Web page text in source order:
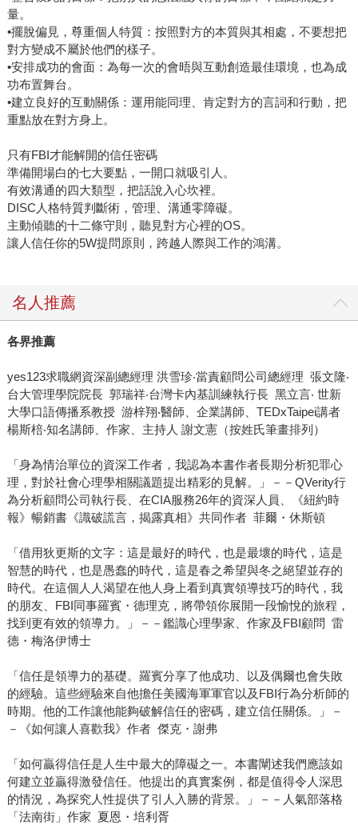
量。
•擺脫偏見，尊重個人特質：按照對方的本質與其相處，不要想把
對方變成不屬於他們的樣子。
•安排成功的會面：為每一次的會晤與互動創造最佳環境，也為成
功布置舞台。
•建立良好的互動關係：運用能同理、肯定對方的言詞和行動，把
重點放在對方身上。
只有FBI才能解開的信任密碼
準備開場白的七大要點，一開口就吸引人。
有效溝通的四大類型，把話說入心坎裡。
DISC人格特質判斷術，管理、溝通零障礙。
主動傾聽的十二條守則，聽見對方心裡的OS。
讓人信任你的5W提問原則，跨越人際與工作的鴻溝。
名人推薦
各界推薦
yes123求職網資深副總經理 洪雪珍‧當責顧問公司總經理 張文隆‧
台大管理學院院長 郭瑞祥‧台灣卡內基訓練執行長 黑立言‧ 世新
大學口語傳播系教授 游梓翔‧醫師、企業講師、TEDxTaipei講者
楊斯棓‧知名講師、作家、主持人 謝文憲（按姓氏筆畫排列）
「身為情治單位的資深工作者，我認為本書作者長期分析犯罪心
理，對於社會心理學相關議題提出精彩的見解。」－－QVerity行
為分析顧問公司執行長、在CIA服務26年的資深人員、《紐約時
報》暢銷書《識破謊言，揭露真相》共同作者 菲爾・休斯頓
「借用狄更斯的文字：這是最好的時代，也是最壞的時代，這是
智慧的時代，也是愚蠢的時代，這是春之希望與冬之絕望並存的
時代。在這個人人渴望在他人身上看到真實領導技巧的時代，我
的朋友、FBI同事羅賓・德理克，將帶領你展開一段愉悅的旅程，
找到更有效的領導力。」－－鑑識心理學家、作家及FBI顧問 雷
德・梅洛伊博士
「信任是領導力的基礎。羅賓分享了他成功、以及偶爾也會失敗
的經驗。這些經驗來自他擔任美國海軍軍官以及FBI行為分析師的
時期。他的工作讓他能夠破解信任的密碼，建立信任關係。」－
－《如何讓人喜歡我》作者 傑克・謝弗
「如何贏得信任是人生中最大的障礙之一。本書闡述我們應該如
何建立並贏得激發信任。他提出的真實案例，都是值得令人深思
的情況，為探究人性提供了引人入勝的背景。」－－人氣部落格
「法南街」作家 夏恩・培利胥